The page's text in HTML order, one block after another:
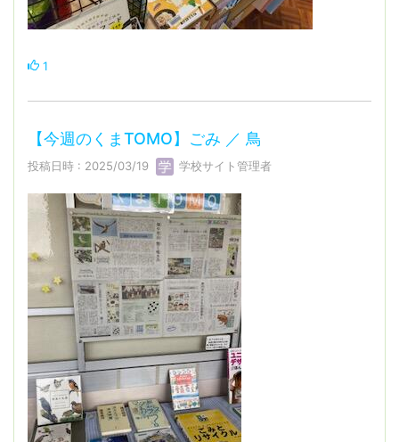
1
【今週のくまTOMO】ごみ ／ 鳥
投稿日時 : 2025/03/19 学校サイト管理者